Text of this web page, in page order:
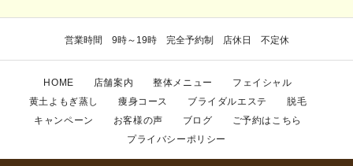
営業時間 9時～19時 完全予約制 店休日 不定休
HOME 店舗案内 整体メニュー
フェイシャル
黄土よもぎ蒸し
痩身コース ブライダルエステ
脱毛
キャンペーン
お客様の声 ブログ
ご予約はこちら
プライバシーポリシー